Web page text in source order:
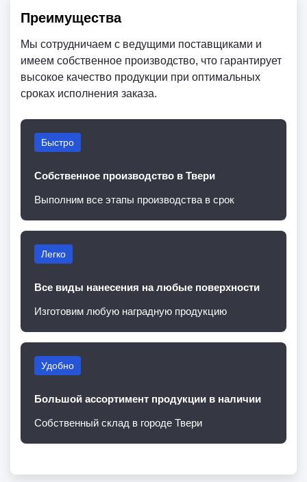
Преимущества
Мы сотрудничаем с ведущими поставщиками и
имеем собственное производство, что гарантирует
высокое качество продукции при оптимальных
сроках исполнения заказа.
Быстро
Собственное производство в Твери
Выполним все этапы производства в срок
Легко
Все виды нанесения на любые поверхности
Изготовим любую наградную продукцию
Удобно
Большой ассортимент продукции в наличии
Собственный склад в городе Твери